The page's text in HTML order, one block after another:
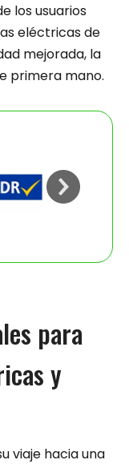
los usuarios
eléctricas de
mejorada, la
primera mano.
para
y
viaje hacia una